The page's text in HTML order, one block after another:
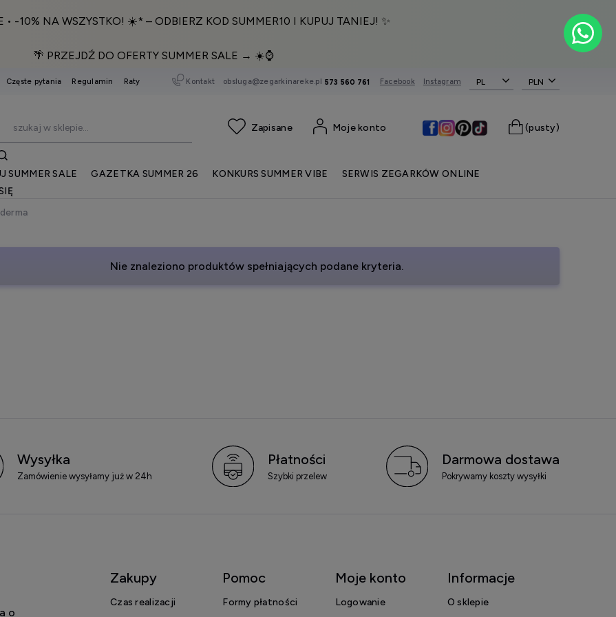
• -10% NA WSZYSTKO! ☀️* – ODBIERZ KOD SUMMER10 I KUPUJ TANIEJ! ✨
🌴 PRZEJDŹ DO OFERTY SUMMER SALE → ☀️⌚️
Częste pytania Regulamin Raty Kontakt obsluga@zegarkinareke.pl 573 560 761 Facebook Instagram PL
(pusty)
Moje konto
SUMMER SALE GAZETKA SUMMER 26 KONKURS SUMMER VIBE
SERWIS ZEGARKÓW ONLINE
Nie znaleziono produktów spełniających podane kryteria.
Wysyłka
Zamówienie wysyłamy już w 24h
Płatności
Szybki przelew
Darmowa dostawa
Pokrywamy koszty wysyłki
o
Zakupy
Czas realizacji
Pomoc
Formy płatności
Moje konto
Logowanie
Informacje
O sklepie